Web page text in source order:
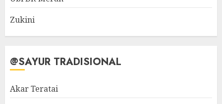
Zukini
@SAYUR TRADISIONAL
Akar Teratai